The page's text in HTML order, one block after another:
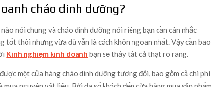
cháo dinh dưỡng?
nói chung và cháo dinh dưỡng nói riêng bạn cần cân nhắc
tốt thôi nhưng vừa đủ vẫn là cách khôn ngoan nhất. Vậy cần bao
Kinh nghiệm kinh doanh bạn sẽ thấy tất cả thật rõ ràng.
một cửa hàng cháo dinh dưỡng tương đối, bao gồm cả chi phí